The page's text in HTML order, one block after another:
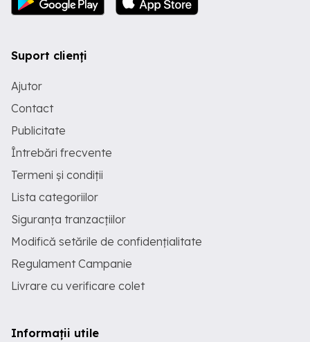
Suport clienți
Ajutor
Contact
Publicitate
Întrebări frecvente
Termeni și condiții
Lista categoriilor
Siguranța tranzacțiilor
Modifică setările de confidențialitate
Regulament Campanie
Livrare cu verificare colet
Informații utile